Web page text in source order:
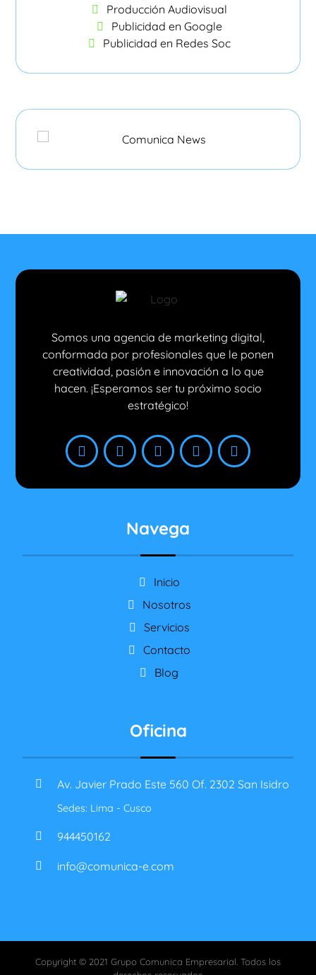
Producción Audiovisual
Publicidad en Google
Publicidad en Redes Soc
Somos una agencia de marketing digital,
conformada por profesionales que le ponen
creatividad, pasión e innovación a lo que
hacen. ¡Esperamos ser tu próximo socio
estratégico!
Navega
Inicio
Nosotros
Servicios
Contacto
Blog
Oficina
Av. Javier Prado Este 560 Of. 2302 San Isidro
Sedes: Lima - Cusco
944450162
info@comunica-e.com
Copyright © 2021 Grupo Comunica Empresarial. Todos los